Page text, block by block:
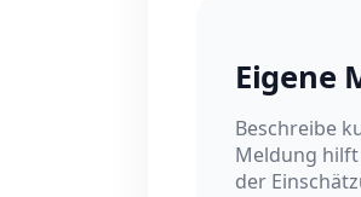
Eigene
Beschreibe
Meldung
der